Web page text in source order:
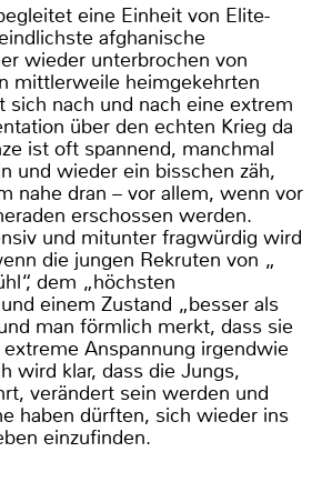
eine Einheit von Elite-
afghanische
wieder unterbrochen von
mittlerweile heimgekehrten
sich nach und nach eine extrem
über den echten Krieg da
ist oft spannend, manchmal
und wieder ein bisschen zäh,
nahe dran – vor allem, wenn vor
erschossen werden.
und mitunter fragwürdig wird
die jungen Rekruten von „
dem „höchsten
einem Zustand „besser als
man förmlich merkt, dass sie
Anspannung irgendwie
wird klar, dass die Jungs,
verändert sein werden und
haben dürften, sich wieder ins
einzufinden.